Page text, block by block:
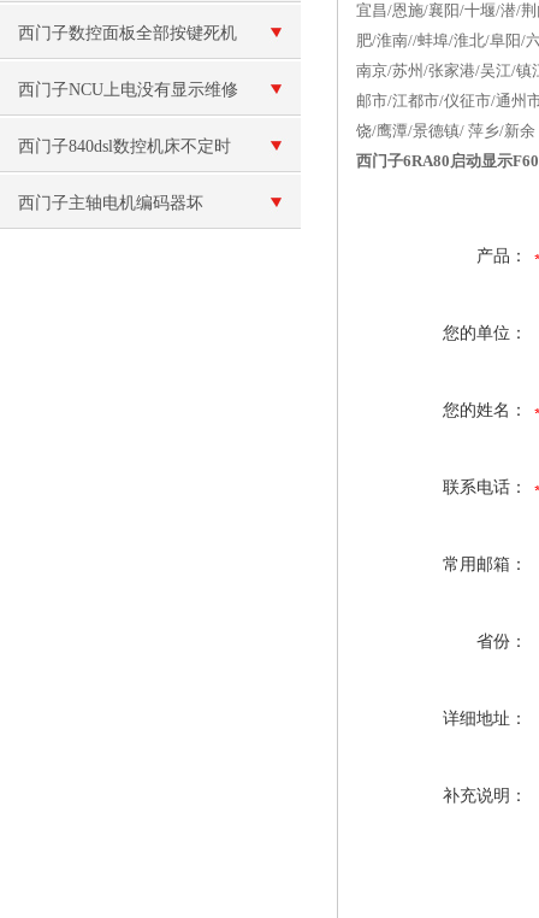
西门子数控面板全部按键死机
按不动维修
西门子NCU上电没有显示维修
西门子840dsl数控机床不定时
重启维修
西门子主轴电机编码器坏
宜昌/恩施/襄阳/十堰/潜/
肥/淮南//蚌埠/淮北/阜阳/
南京/苏州/张家港/吴江/镇
邮市/江都市/仪征市/通州
饶/鹰潭/景德镇/ 萍乡/新余
西门子6RA80启动显示
产品：
您的单位：
您的姓名：
联系电话：
常用邮箱：
省份：
详细地址：
补充说明：